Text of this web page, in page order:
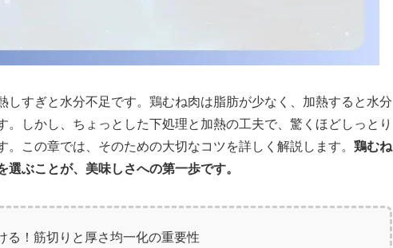
しすぎと水分不足です。鶏むね肉は脂肪が少なく、加熱すると水分
。しかし、ちょっとした下処理と加熱の工夫で、驚くほどしっとり
この章では、そのための大切なコツを詳しく解説します。 鶏むね
ぶことが、美味しさへの第一歩です。
る！筋切りと厚さ均一化の重要性